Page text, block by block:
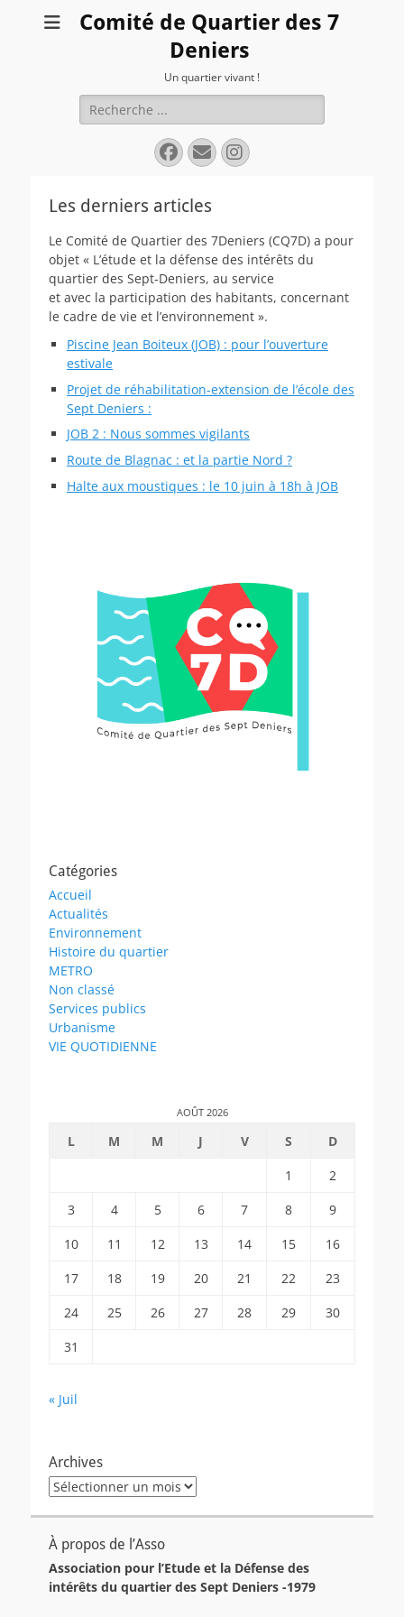
Comité de Quartier des 7
Deniers
Un quartier vivant !
Rechercher :
Facebook
E-
mail
Instagram
Les derniers articles
Le Comité de Quartier des 7Deniers (CQ7D) a pour
objet « L’étude et la défense des intérêts du
quartier des Sept-Deniers, au service
et avec la participation des habitants, concernant
le cadre de vie et l’environnement ».
Piscine Jean Boiteux (JOB) : pour l’ouverture
estivale
Projet de réhabilitation-extension de l’école des
Sept Deniers :
JOB 2 : Nous sommes vigilants
Route de Blagnac : et la partie Nord ?
Halte aux moustiques : le 10 juin à 18h à JOB
Catégories
Accueil
Actualités
Environnement
Histoire du quartier
METRO
Non classé
Services publics
Urbanisme
VIE QUOTIDIENNE
AOÛT 2026
L M M J V S
D
1
2
3
4 5 6 7 8
9
10
11 12 13 14 15
16
17
18 19 20 21 22
23
24
25 26 27 28 29
30
31
« Juil
Archives
Archives
À propos de l’Asso
Association pour l’Etude et la Défense des
intérêts du quartier des Sept Deniers -1979